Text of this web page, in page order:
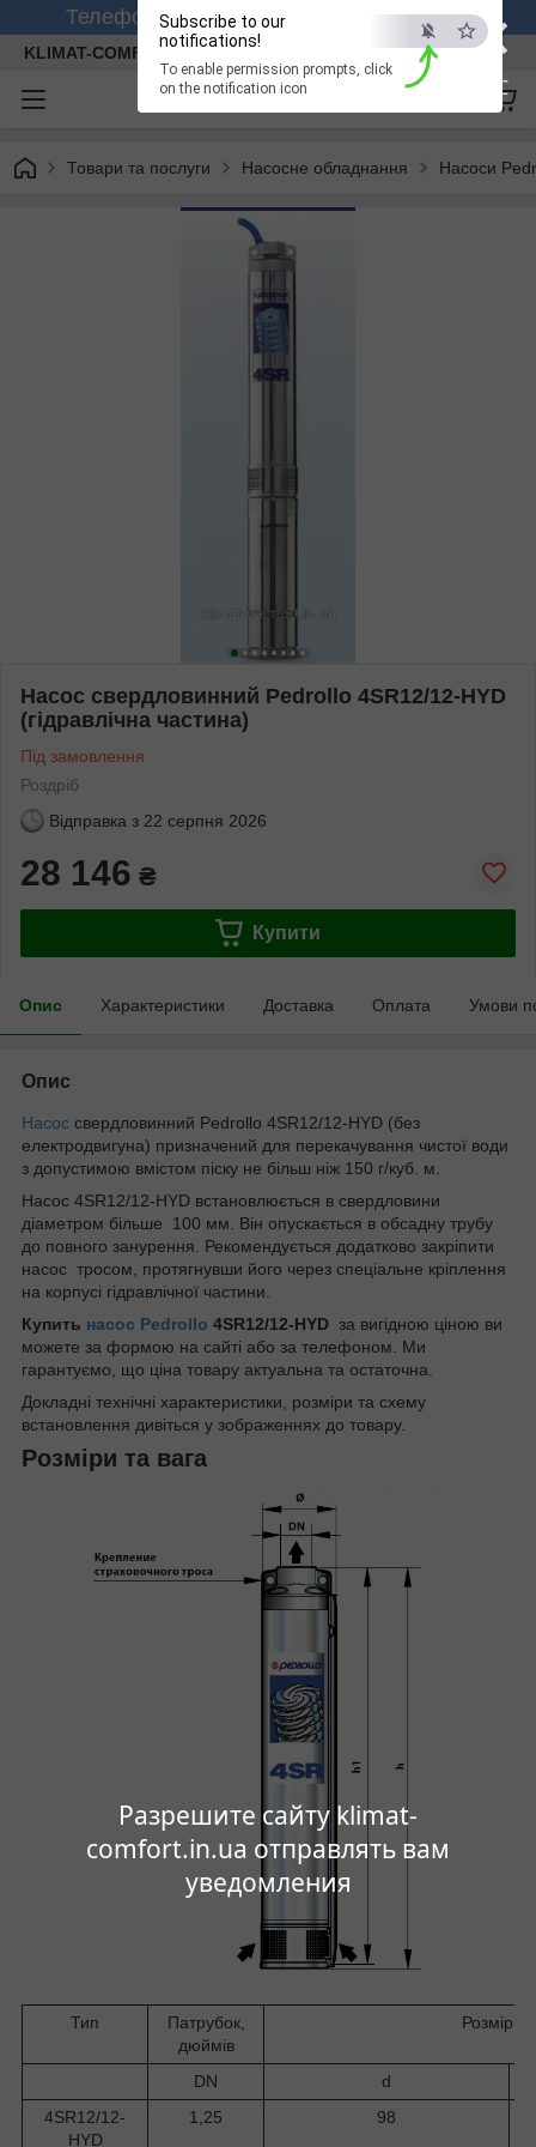
×
ESC
Разрешите сайту klimat-
comfort.in.ua отправлять вам
уведомления
Subscribe to our
notifications!
To enable permission prompts, click
on the notification icon
Телефонуйте +380 (99) 158-26-56 (viber)
KLIMAT-COMFORT
Товари та послуги Насосне обладнання Насоси
Насос свердловинний Pedrollo 4SR12/12-HYD
(гідравлічна частина)
Під замовлення
Роздріб
Відправка з 22 серпня 2026
28 146 ₴
Купити
Опис Характеристики Доставка Оплата Умови
Опис
Насос свердловинний Pedrollo 4SR12/12-HYD (без
електродвигуна) призначений для перекачування чистої води
з допустимою вмістом піску не більш ніж 150 г/куб. м.
Насос 4SR12/12-HYD встановлюється в свердловини
діаметром більше 100 мм. Він опускається в обсадну трубу
до повного занурення. Рекомендується додатково закріпити
насос тросом, протягнувши його через спеціальне кріплення
на корпусі гідравлічної частини.
Купить насос Pedrollo 4SR12/12-HYD за вигідною ціною ви
можете за формою на сайті або за телефоном. Ми
гарантуємо, що ціна товару актуальна та остаточна.
Докладні технічні характеристики, розміри та схему
встановлення дивіться у зображеннях до товару.
Розміри та вага
Тип
Патрубок,
дюймів
DN
d
4SR12/12-
HYD
1,25 98